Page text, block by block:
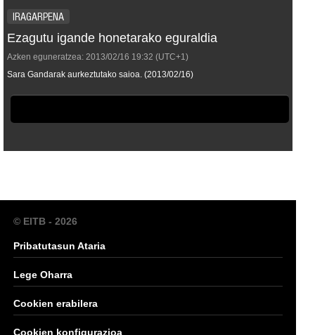
IRAGARPENA
Ezagutu igande honetarako eguraldia
Azken eguneratzea: 2013/02/16 19:32 (UTC+1)
Sara Gandarak aurkeztutako saioa. (2013/02/16)
© EITB - 2026
Pribatutasun Ataria
Lege Oharra
Cookien erabilera
Cookien konfigurazioa